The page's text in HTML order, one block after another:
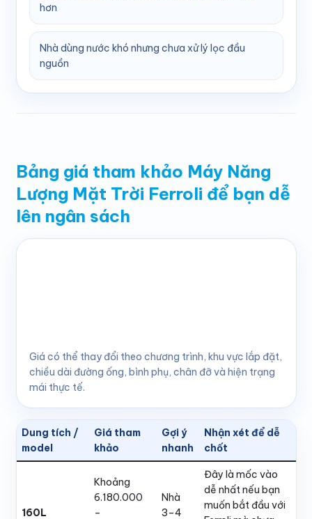
hơn
Nhà dùng nước khó nhưng chưa xử lý lọc đầu
nguồn
Bảng giá tham khảo Máy Năng
Lượng Mặt Trời Ferroli để bạn dễ
lên ngân sách
Giá có thể thay đổi theo chương trình, khu vực lắp đặt,
chiều dài đường ống, bình phụ, chân đỡ và hiện trạng
mái thực tế.
Dung tích /
model
Giá tham
khảo
Gợi ý
nhanh
Nhận xét để dễ
chốt
160L
Khoảng
6.180.000
–
Nhà
3–4
Đây là mốc vào
dễ nhất nếu bạn
muốn bắt đầu với